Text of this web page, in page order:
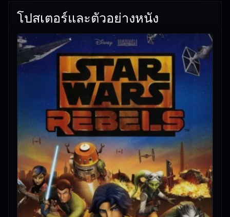
18/06/2026 |เกี่ยวกับเรา
โปสเตอร์และตัวอย่างหนัง